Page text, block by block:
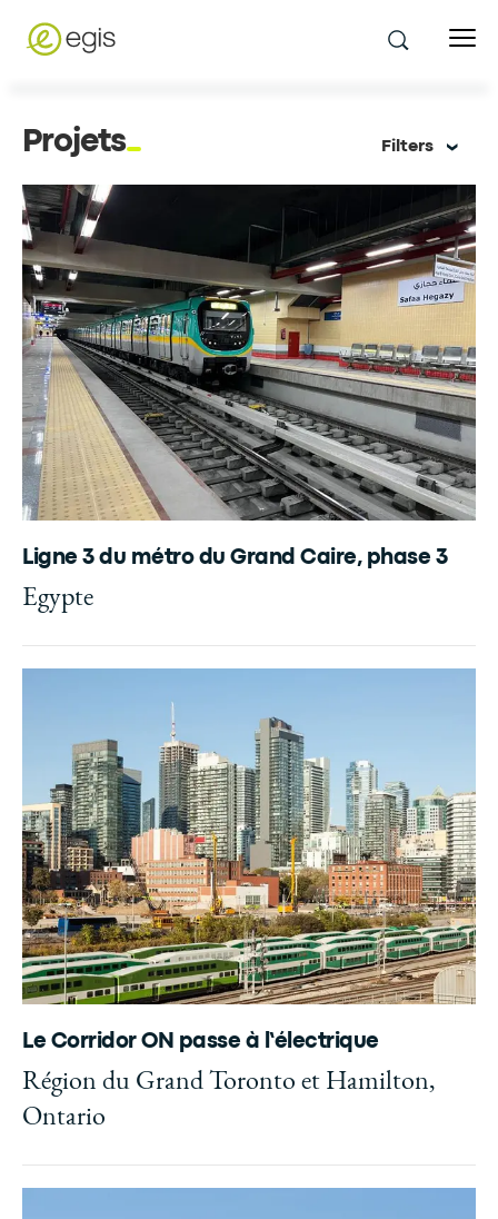
Projets Filters
Ligne 3 du métro du Grand Caire, phase 3
Egypte
Le Corridor ON passe à l’électrique
Région du Grand Toronto et Hamilton,
Ontario